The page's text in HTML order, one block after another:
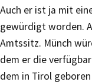
Auch er ist ja mit
gewürdigt worden.
Amtssitz. Münch
dem er die
dem in Tirol